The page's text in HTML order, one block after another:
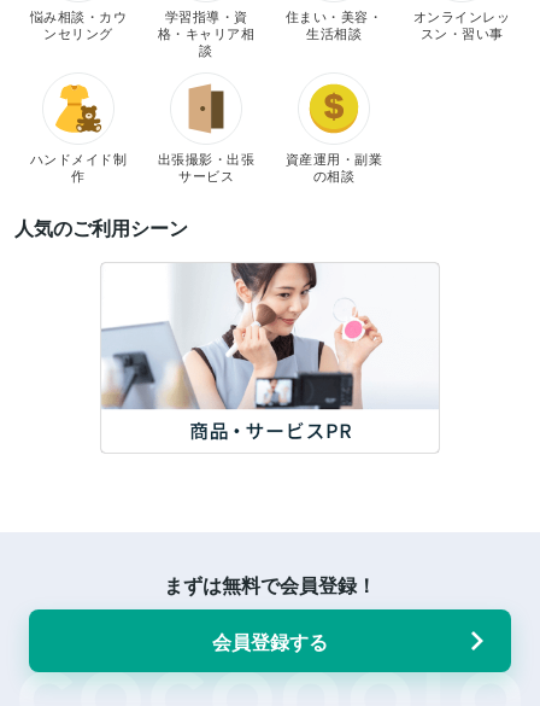
悩み相談・カウ
ンセリング
学習指導・資
格・キャリア相
談
住まい・美容・
生活相談
オンラインレッ
スン・習い事
ハンドメイド制
作
出張撮影・出張
サービス
資産運用・副業
の相談
人気のご利用シーン
まずは無料で会員登録！
会員登録する